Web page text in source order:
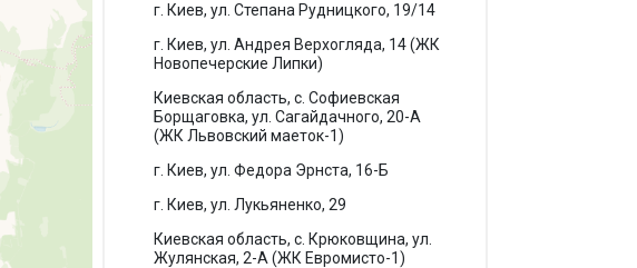
г. Киев, ул. Степана Рудницкого, 19/14
г. Киев, ул. Андрея Верхогляда, 14 (ЖК
Новопечерские Липки)
Киевская область, с. Софиевская
Борщаговка, ул. Сагайдачного, 20-А
(ЖК Львовский маеток-1)
г. Киев, ул. Федора Эрнста, 16-Б
г. Киев, ул. Лукьяненко, 29
Киевская область, с. Крюковщина, ул.
Жулянская, 2-А (ЖК Евромисто-1)